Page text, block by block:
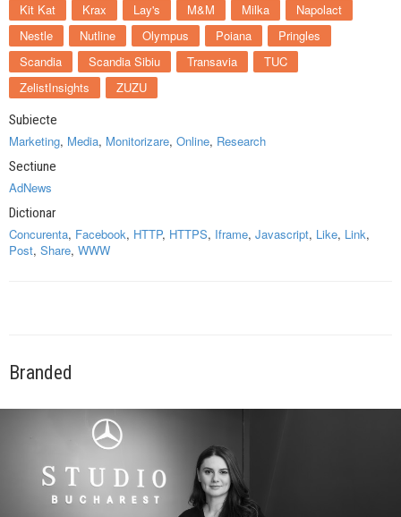
Kit Kat
Krax Lay's M&M Milka
Napolact
Nestle
Nutline Olympus Poiana
Pringles
Scandia
Scandia Sibiu Transavia
TUC
ZelistInsights
ZUZU
Subiecte
Marketing, Media, Monitorizare, Online, Research
Sectiune
AdNews
Dictionar
Concurenta, Facebook, HTTP, HTTPS, Iframe, Javascript, Like, Link,
Post, Share, WWW
Branded